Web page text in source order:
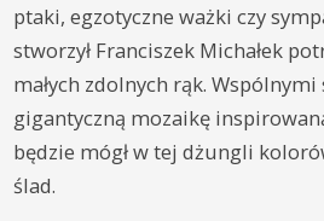
ptaki, egzotyczne ważki czy
stworzył Franciszek Michałek
małych zdolnych rąk.
gigantyczną mozaikę
będzie mógł w tej dżungli
ślad.